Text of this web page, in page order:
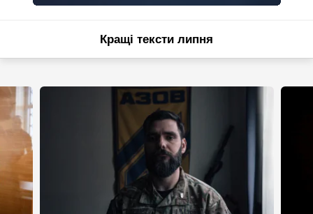
Кращі тексти липня